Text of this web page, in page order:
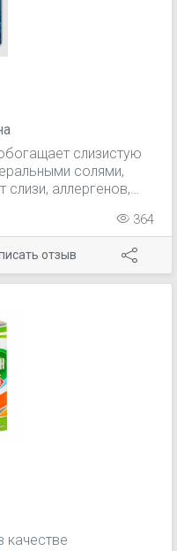
слизистую
солями,
аллергенов,
используется
заболеваний (
респираторных
в комплексной
364
отзыв
качестве